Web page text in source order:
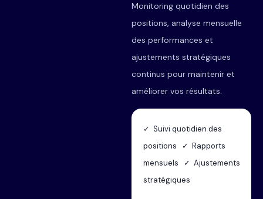
Monitoring quotidien des
positions, analyse mensuelle
des performances et
ajustements stratégiques
continus pour maintenir et
améliorer vos résultats.
✓ Suivi quotidien des
positions ✓ Rapports
mensuels ✓ Ajustements
stratégiques